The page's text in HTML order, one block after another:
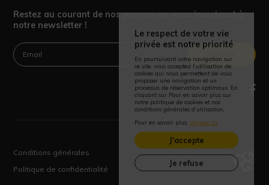
Restez au courant de nos promos en vous inscrivant à
notre newsletter !
Conditions générales
Politique de confidentialité
Le respect de votre vie
privée est notre priorité
En poursuivant votre navigation sur
ce site, vous acceptez l’utilisation de
cookies qui nous permettent de vous
proposer une navigation et un
processus de réservation optimaux. En
cliquant sur Pour en savoir plus sur
notre politique de cookies et nos
conditions générales d’utilisation,
Pour en savoir plus, cliquez ici
J'accepte
Je refuse